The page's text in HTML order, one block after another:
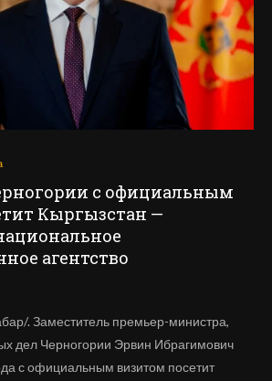
с официальным
Кыргызстан —
агентство
. Заместитель премьер-министра,
дел Черногории Эрвин Ибрагимович
с официальным визитом посетит